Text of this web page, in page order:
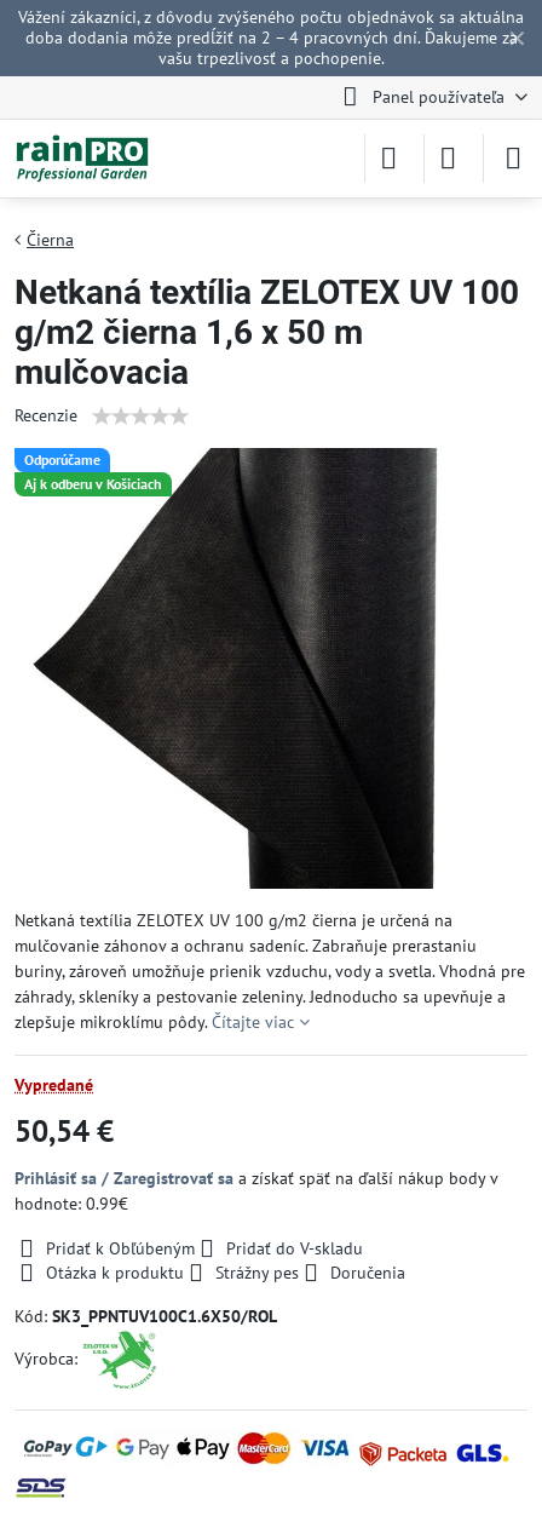
✕
Vážení zákazníci, z dôvodu zvýšeného počtu objednávok sa aktuálna
doba dodania môže predĺžiť na 2 – 4 pracovných dní. Ďakujeme za
vašu trpezlivosť a pochopenie.
Panel používateľa
Odporúčame
Aj k odberu v Košiciach
Čierna
Netkaná textília ZELOTEX UV 100
g/m2 čierna 1,6 x 50 m
mulčovacia
Recenzie
Netkaná textília ZELOTEX UV 100 g/m2 čierna je určená na
mulčovanie záhonov a ochranu sadeníc. Zabraňuje prerastaniu
buriny, zároveň umožňuje prienik vzduchu, vody a svetla. Vhodná pre
záhrady, skleníky a pestovanie zeleniny. Jednoducho sa upevňuje a
zlepšuje mikroklímu pôdy.Čítajte viac
Vypredané
50,54 €
Prihlásiť sa / Zaregistrovať sa a získať späť na ďalší nákup body v
hodnote: 0.99€
Pridať k Obľúbeným
Pridať do V-skladu
Otázka k produktu
Strážny pes
Doručenia
Kód: SK3_PPNTUV100C1.6X50/ROL
Výrobca: